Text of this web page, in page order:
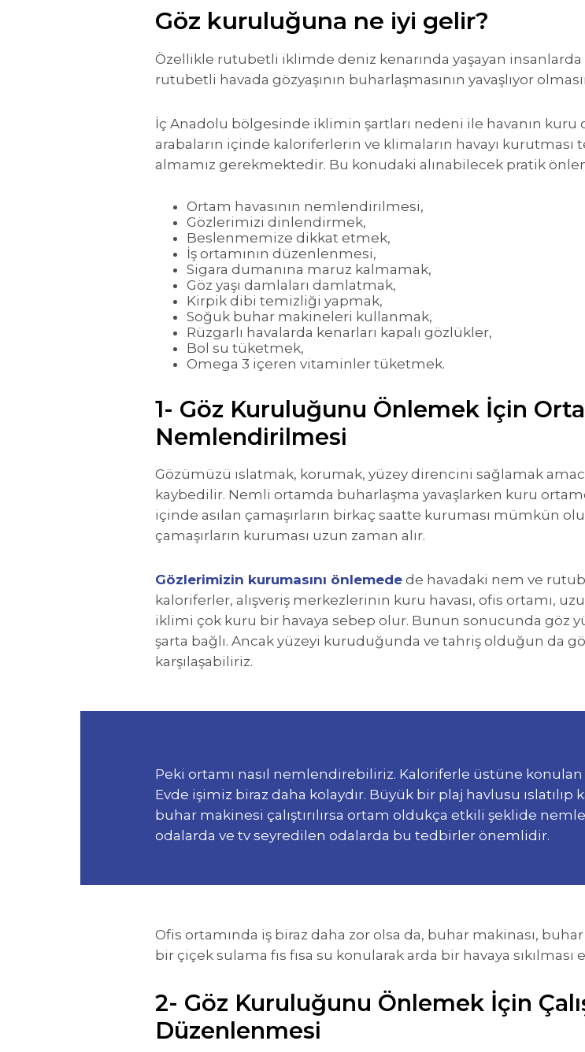
Göz kuruluğuna ne iyi gelir?
Özellikle rutubetli iklimde deniz kenarında yaşayan insanlarda
rutubetli havada gözyaşının buharlaşmasının yavaşlıyor
İç Anadolu bölgesinde iklimin şartları nedeni ile havanın kuru
arabaların içinde kaloriferlerin ve klimaların havayı
almamız gerekmektedir. Bu konudaki alınabilecek pratik
Ortam havasının nemlendirilmesi,
Gözlerimizi dinlendirmek,
Beslenmemize dikkat etmek,
İş ortamının düzenlenmesi,
Sigara dumanına maruz kalmamak,
Göz yaşı damlaları damlatmak,
Kirpik dibi temizliği yapmak,
Soğuk buhar makineleri kullanmak,
Rüzgarlı havalarda kenarları kapalı gözlükler,
Bol su tüketmek,
Omega 3 içeren vitaminler tüketmek.
1- Göz Kuruluğunu Önlemek İçin
Nemlendirilmesi
Gözümüzü ıslatmak, korumak, yüzey direncini sağlamak
kaybedilir. Nemli ortamda buharlaşma yavaşlarken kuru
içinde asılan çamaşırların birkaç saatte kuruması mümkün
çamaşırların kuruması uzun zaman alır.
Gözlerimizin kurumasını önlemede de havadaki nem ve
kaloriferler, alışveriş merkezlerinin kuru havası, ofis ortamı,
iklimi çok kuru bir havaya sebep olur. Bunun sonucunda göz
şarta bağlı. Ancak yüzeyi kuruduğunda ve tahriş olduğun da
karşılaşabiliriz.
Peki ortamı nasıl nemlendirebiliriz. Kaloriferle üstüne
Evde işimiz biraz daha kolaydır. Büyük bir plaj havlusu
buhar makinesi çalıştırılırsa ortam oldukça etkili şeklide
odalarda ve tv seyredilen odalarda bu tedbirler önemlidir.
Ofis ortamında iş biraz daha zor olsa da, buhar makinası,
bir çiçek sulama fıs fısa su konularak arda bir havaya sıkılması
2- Göz Kuruluğunu Önlemek İçin
Düzenlenmesi